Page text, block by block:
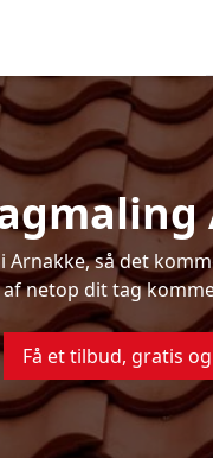
så det
netop dit tag
Få et tilbud, gratis